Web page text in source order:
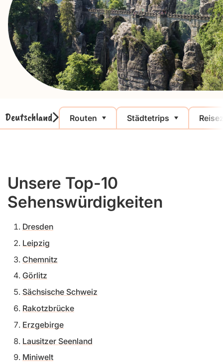
Deutschland Routen Städtetrips
Unsere Top-10
Sehenswürdigkeiten
Dresden
Leipzig
Chemnitz
Görlitz
Sächsische Schweiz
Rakotzbrücke
Erzgebirge
Lausitzer Seenland
Miniwelt